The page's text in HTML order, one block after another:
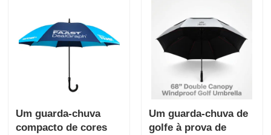
Um guarda-chuva
compacto de cores
Um guarda-chuva de
golfe à prova de